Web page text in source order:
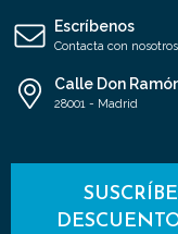
Escríbenos
Contacta con nosotros
Calle Don
28001 - Madrid